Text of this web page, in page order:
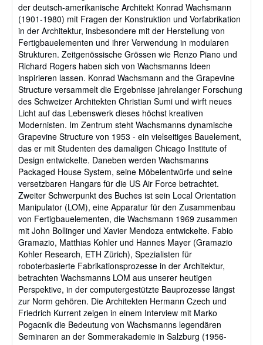
der deutsch-amerikanische Architekt Konrad Wachsmann
(1901-1980) mit Fragen der Konstruktion und Vorfabrikation
in der Architektur, insbesondere mit der Herstellung von
Fertigbauelementen und ihrer Verwendung in modularen
Strukturen. Zeitgenössische Grössen wie Renzo Piano und
Richard Rogers haben sich von Wachsmanns Ideen
inspirieren lassen. Konrad Wachsmann and the Grapevine
Structure versammelt die Ergebnisse jahrelanger Forschung
des Schweizer Architekten Christian Sumi und wirft neues
Licht auf das Lebenswerk dieses höchst kreativen
Modernisten. Im Zentrum steht Wachsmanns dynamische
Grapevine Structure von 1953 - ein vielseitiges Bauelement,
das er mit Studenten des damaligen Chicago Institute of
Design entwickelte. Daneben werden Wachsmanns
Packaged House System, seine Möbelentwürfe und seine
versetzbaren Hangars für die US Air Force betrachtet.
Zweiter Schwerpunkt des Buches ist sein Local Orientation
Manipulator (LOM), eine Apparatur für den Zusammenbau
von Fertigbauelementen, die Wachsmann 1969 zusammen
mit John Bollinger und Xavier Mendoza entwickelte. Fabio
Gramazio, Matthias Kohler und Hannes Mayer (Gramazio
Kohler Research, ETH Zürich), Spezialisten für
roboterbasierte Fabrikationsprozesse in der Architektur,
betrachten Wachsmanns LOM aus unserer heutigen
Perspektive, in der computergestützte Bauprozesse längst
zur Norm gehören. Die Architekten Hermann Czech und
Friedrich Kurrent zeigen in einem Interview mit Marko
Pogacnik die Bedeutung von Wachsmanns legendären
Seminaren an der Sommerakademie in Salzburg (1956-